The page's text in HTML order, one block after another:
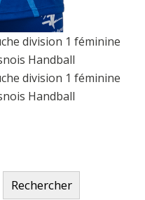
division 1 féminine
Handball
division 1 féminine
Handball
Rechercher